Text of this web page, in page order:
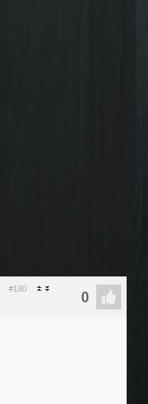
#180